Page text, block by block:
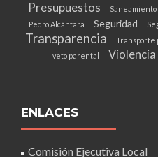
Presupuestos Saneamiento
Pedro Alcántara
Seguridad
Transparencia Transporte
veto parental
ENLACES
Comisión Ejecutiva Local